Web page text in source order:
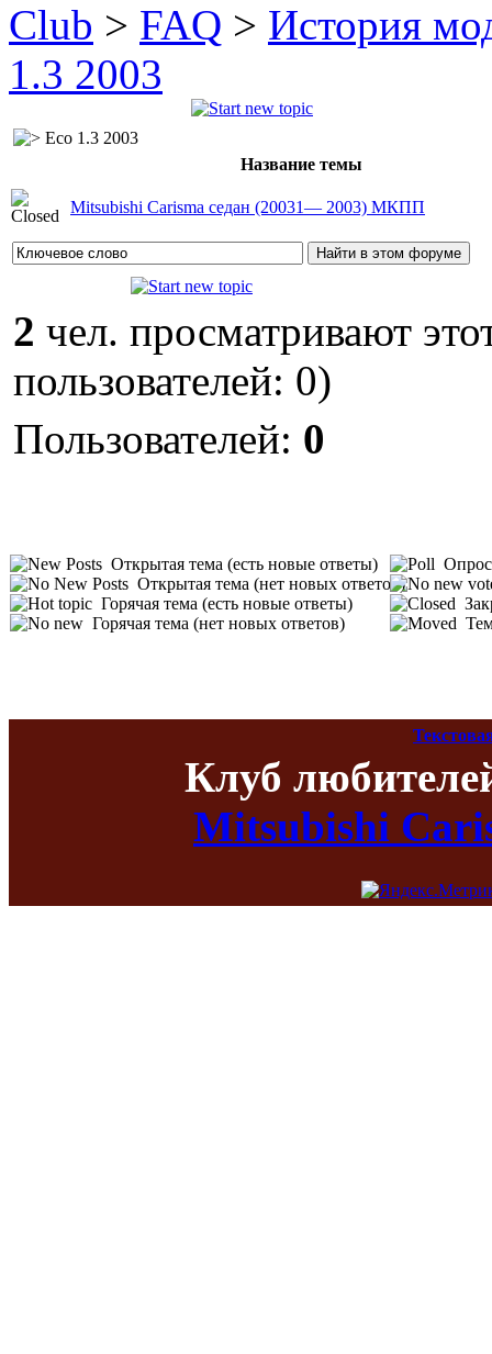
Club > FAQ > История
1.3 2003
Eco 1.3 2003
Название темы
Mitsubishi Carisma седан (20031— 2003) МКПП
2 чел. просматривают
пользователей: 0)
Пользователей: 0
Открытая тема (есть новые ответы)
Открытая тема (нет новых ответов)
Горячая тема (есть новые ответы)
Горячая тема (нет новых ответов)
Опрос
Клуб
Mitsubishi